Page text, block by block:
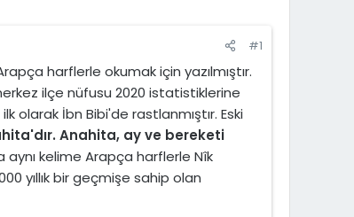
#1
harflerle okumak için yazılmıştır.
ilçe nüfusu 2020 istatistiklerine
olarak İbn Bibi'de rastlanmıştır. Eski
Anahita, ay ve bereketi
aynı kelime Arapça harflerle Nîk
yıllık bir geçmişe sahip olan